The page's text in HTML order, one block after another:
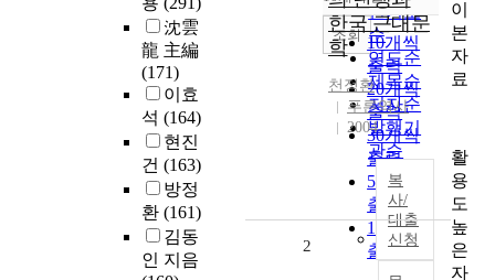
沈雲
龍 主編
(171)
이효
석 (164)
현진
건 (163)
방정
환 (161)
김동
인 지음
인기도
순
연도순
제목순
저자순
발행기
관순
내림차순
10개씩
출력
20개씩
출력
30개씩
출력
50개씩
출력
100개씩
출력
조회
한국 근대문
학
천정환
푸른역사
2004
복
사/
대출
신청
2
이
본
자
료
활
용
도
높
은
자